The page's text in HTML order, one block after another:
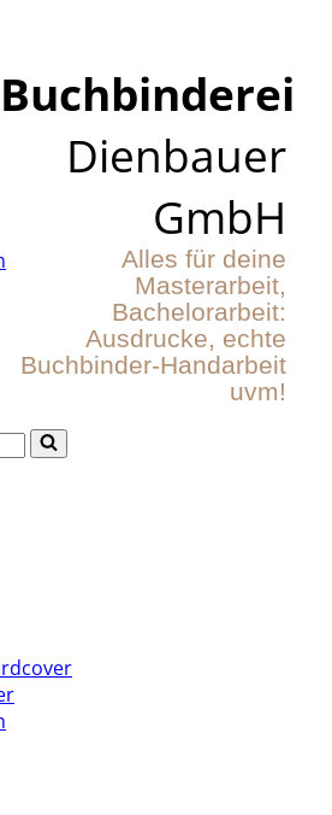
Buchbinderei
Dienbauer
GmbH
Alles für deine
Masterarbeit,
Bachelorarbeit:
Ausdrucke, echte
Buchbinder-Handarbeit
uvm!